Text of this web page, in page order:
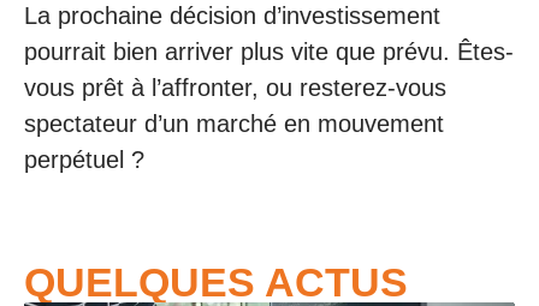
La prochaine décision d’investissement
pourrait bien arriver plus vite que prévu. Êtes-
vous prêt à l’affronter, ou resterez-vous
spectateur d’un marché en mouvement
perpétuel ?
QUELQUES ACTUS